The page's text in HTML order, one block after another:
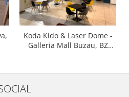
Koda Kido & Laser Dome -
Galleria Mall Buzau, BZ